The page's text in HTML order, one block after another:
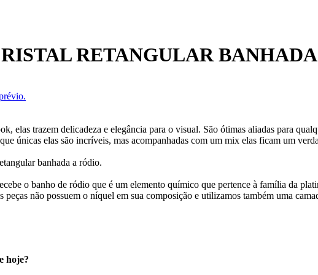
RETANGULAR
elas trazem delicadeza e elegância para o visual. São ótimas aliadas para
únicas elas são incríveis, mas acompanhadas com um mix elas ficam um
banhada a ródio.
o banho de ródio que é um elemento químico que pertence à família da
não possuem o níquel em sua composição e utilizamos também uma
hoje?